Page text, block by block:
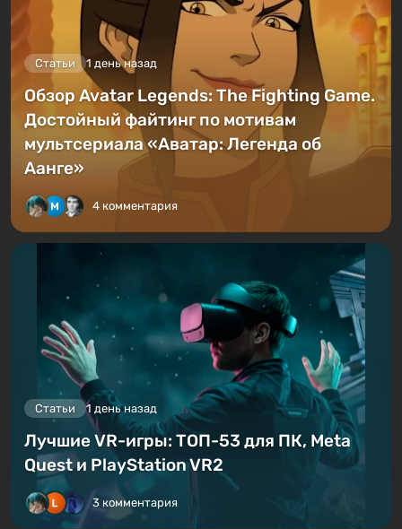
Статьи 1 день назад
Обзор Avatar Legends: The Fighting Game.
Достойный файтинг по мотивам
мультсериала «Аватар: Легенда об
Аанге»
4 комментария
Статьи 1 день назад
Лучшие VR-игры: ТОП-53 для ПК, Meta
Quest и PlayStation VR2
3 комментария